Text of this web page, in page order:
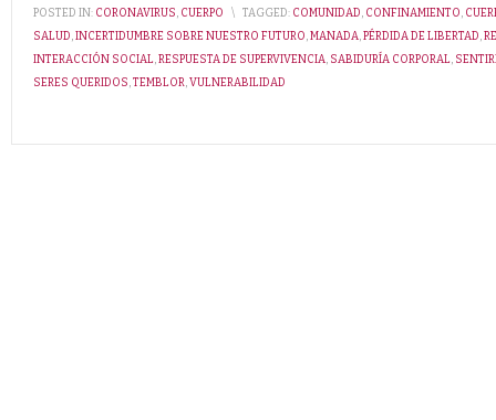
POSTED IN: CORONAVIRUS, CUERPO \ TAGGED: COMUNIDAD, CONFINAMIENTO,
SALUD,INCERTIDUMBRE SOBRE NUESTRO FUTURO,MANADA,PÉRDIDA DE LIBERTAD,
INTERACCIÓN SOCIAL,RESPUESTA DE SUPERVIVENCIA, SABIDURÍA CORPORAL,
SERES QUERIDOS,TEMBLOR,VULNERABILIDAD